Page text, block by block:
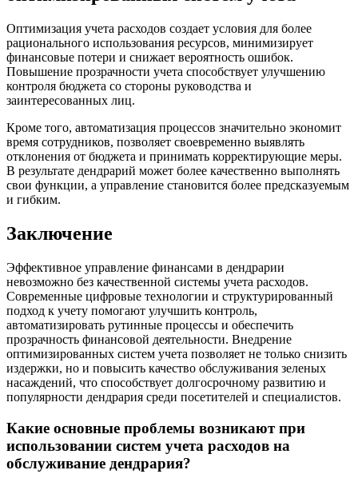
Оптимизация учета расходов создает условия для более
рационального использования ресурсов, минимизирует
финансовые потери и снижает вероятность ошибок.
Повышение прозрачности учета способствует улучшению
контроля бюджета со стороны руководства и
заинтересованных лиц.
Кроме того, автоматизация процессов значительно экономит
время сотрудников, позволяет своевременно выявлять
отклонения от бюджета и принимать корректирующие меры.
В результате дендрарий может более качественно выполнять
свои функции, а управление становится более предсказуемым
и гибким.
Заключение
Эффективное управление финансами в дендрарии
невозможно без качественной системы учета расходов.
Современные цифровые технологии и структурированный
подход к учету помогают улучшить контроль,
автоматизировать рутинные процессы и обеспечить
прозрачность финансовой деятельности. Внедрение
оптимизированных систем учета позволяет не только снизить
издержки, но и повысить качество обслуживания зеленых
насаждений, что способствует долгосрочному развитию и
популярности дендрария среди посетителей и специалистов.
Какие основные проблемы возникают при
использовании систем учета расходов на
обслуживание дендрария?